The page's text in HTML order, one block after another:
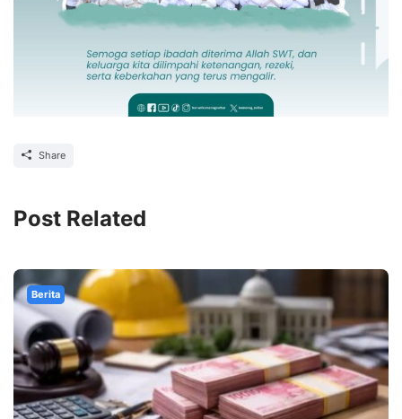
Share
Post Related
Berita